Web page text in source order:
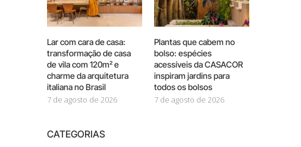
Lar com cara de casa:
transformação de casa
de vila com 120m² e
charme da arquitetura
italiana no Brasil
7 de agosto de 2026
Plantas que cabem no
bolso: espécies
acessíveis da CASACOR
inspiram jardins para
todos os bolsos
7 de agosto de 2026
CATEGORIAS